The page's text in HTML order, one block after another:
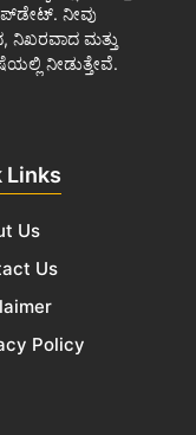
ನೀವು
ನಿಖರವಾದ ಮತ್ತು
ನೀಡುತ್ತೇವೆ.
Links
Us
Us
Policy